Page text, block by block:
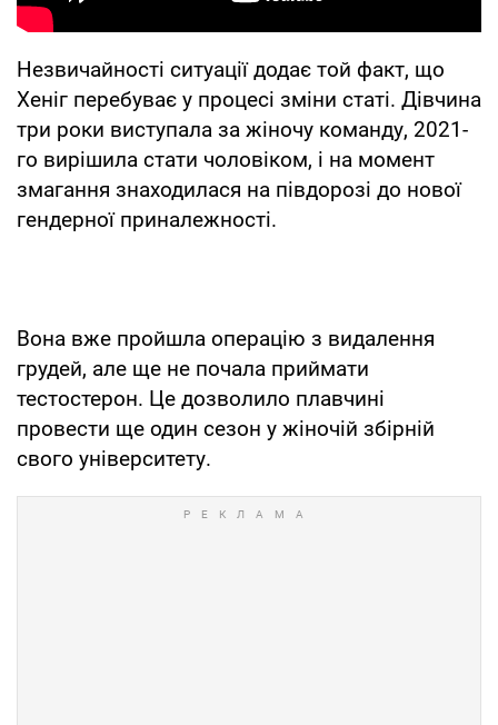
Незвичайності ситуації додає той факт, що
Хеніг перебуває у процесі зміни статі. Дівчина
три роки виступала за жіночу команду, 2021-
го вирішила стати чоловіком, і на момент
змагання знаходилася на півдорозі до нової
гендерної приналежності.
Вона вже пройшла операцію з видалення
грудей, але ще не почала приймати
тестостерон. Це дозволило плавчині
провести ще один сезон у жіночій збірній
свого університету.